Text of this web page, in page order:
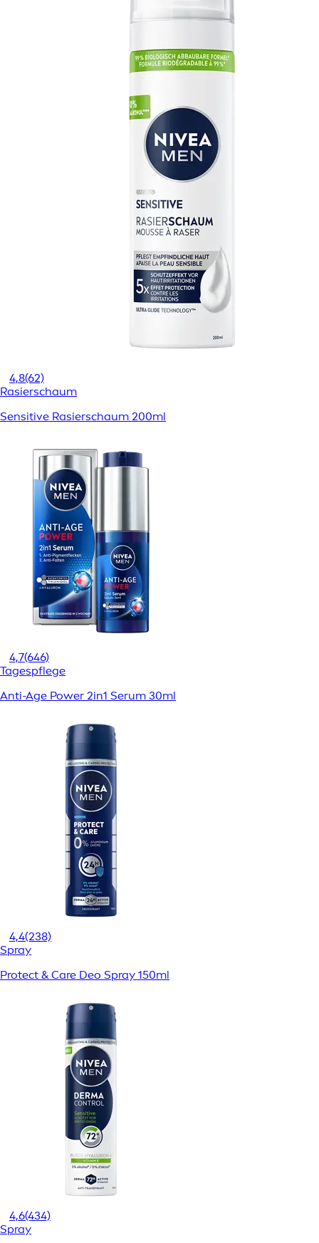
4,8(62)
Rasierschaum
Sensitive Rasierschaum 200ml
4,7(646)
Tagespflege
Anti-Age Power 2in1 Serum 30ml
4,4(238)
Spray
Protect & Care Deo Spray 150ml
4,6(434)
Spray